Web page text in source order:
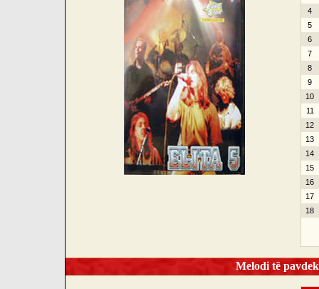
4
5
6
7
8
9
10
11
12
13
14
15
16
17
18
Melodi të